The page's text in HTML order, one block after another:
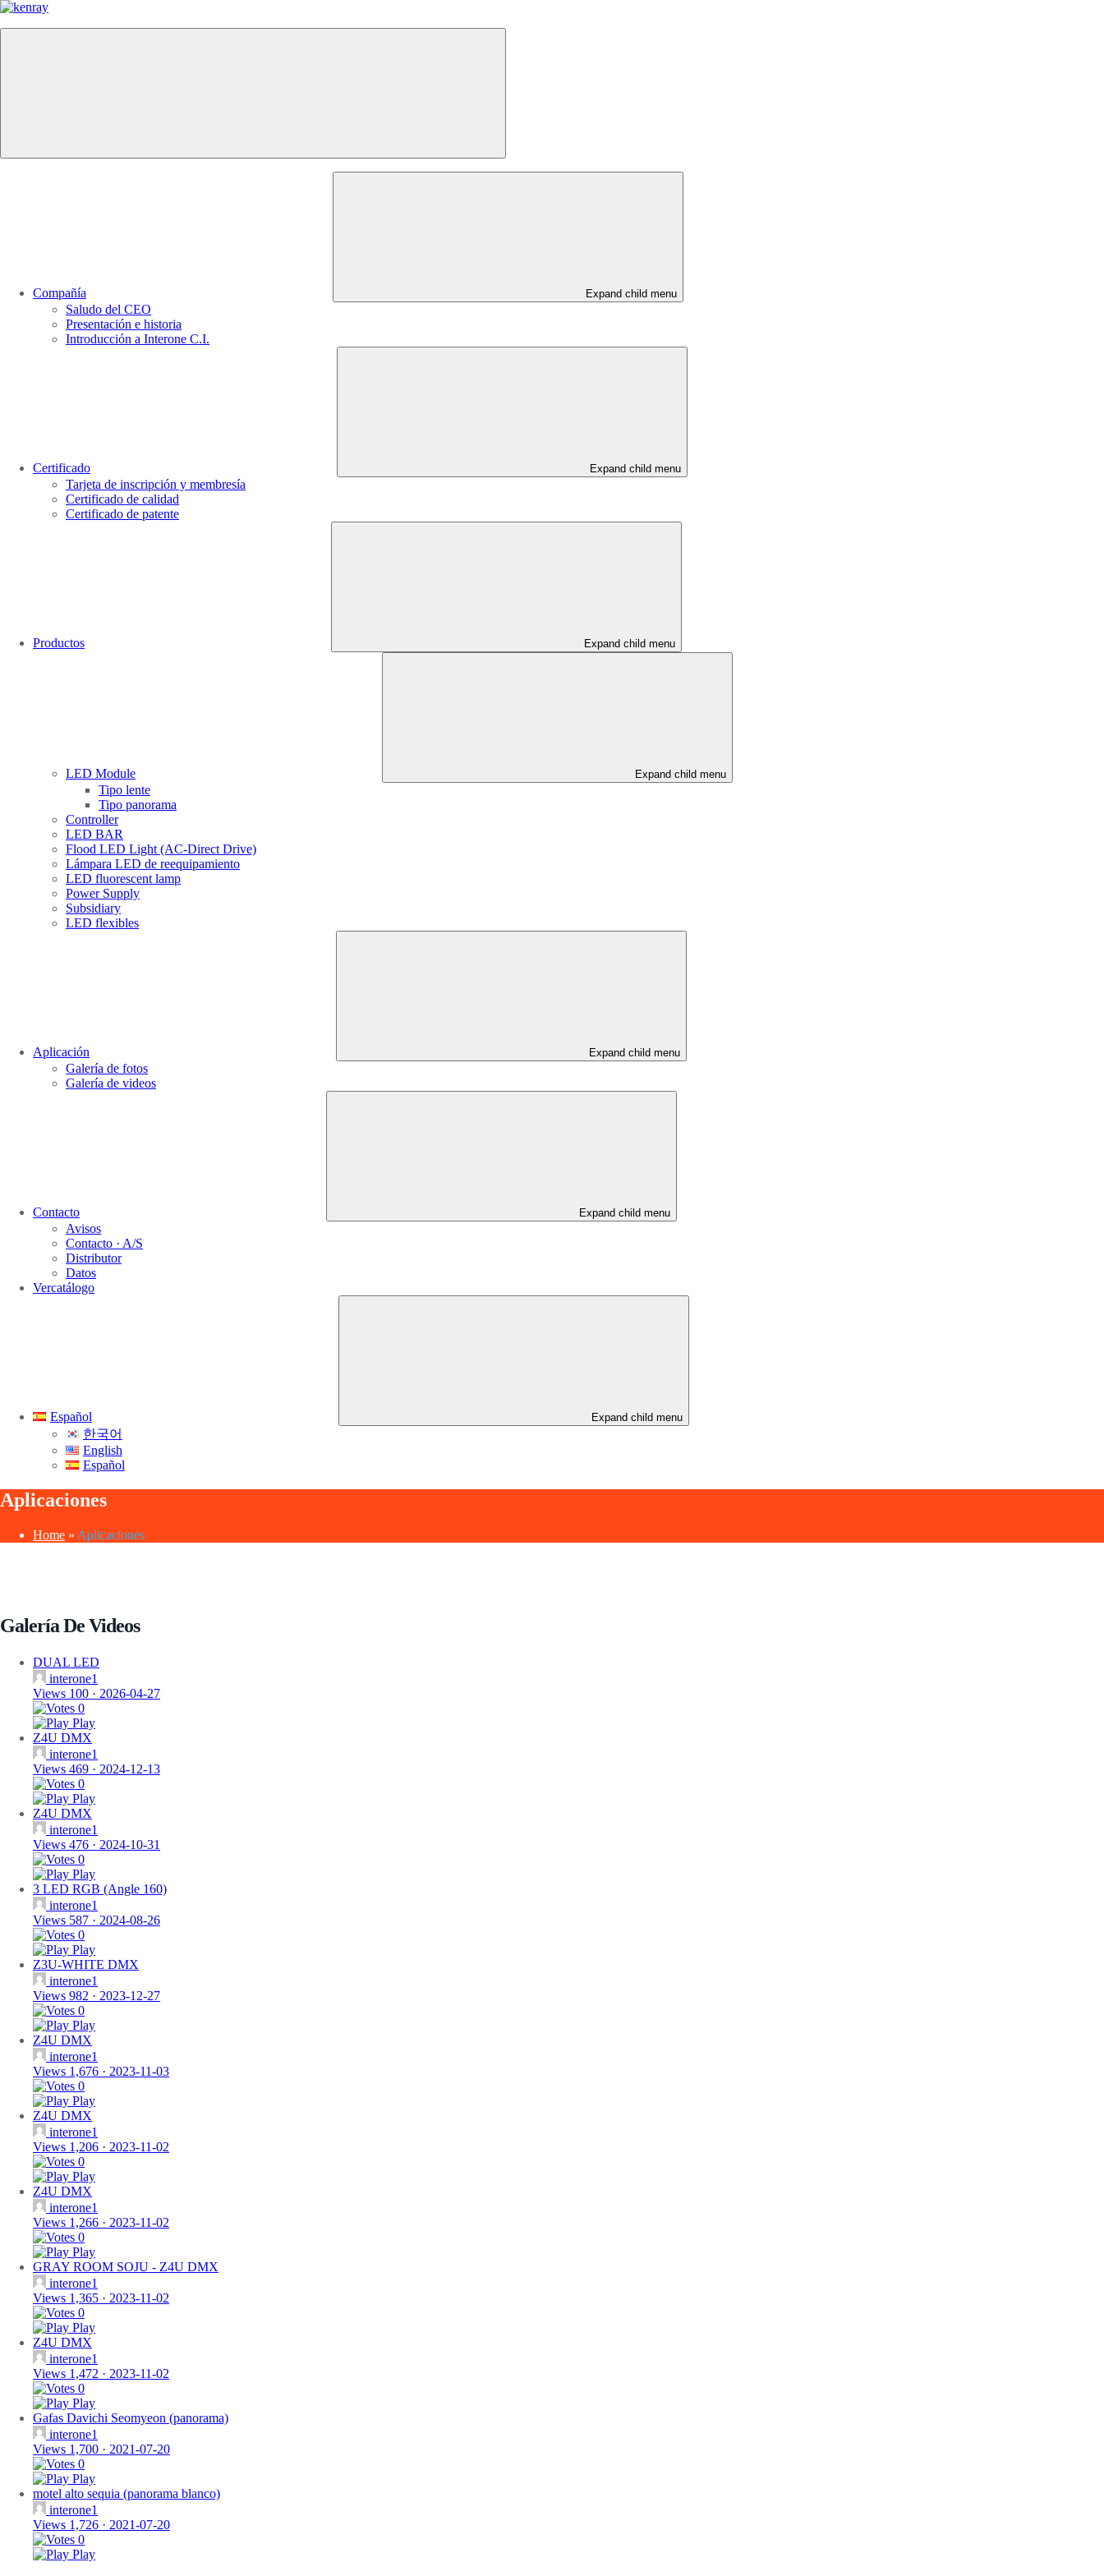
Compañía Expand child menu
Saludo del CEO
Presentación e historia
Introducción a Interone C.I.
Certificado Expand child menu
Tarjeta de inscripción y membresía
Certificado de calidad
Certificado de patente
Productos Expand child menu
LED Module Expand child menu
Tipo lente
Tipo panorama
Controller
LED BAR
Flood LED Light (AC-Direct Drive)
Lámpara LED de reequipamiento
LED fluorescent lamp
Power Supply
Subsidiary
LED flexibles
Aplicación Expand child menu
Galería de fotos
Galería de videos
Contacto Expand child menu
Avisos
Contacto · A/S
Distributor
Datos
Vercatálogo
Español Expand child menu
한국어
English
Español
Aplicaciones
Home » Aplicaciones
Galería De Videos
DUAL LED
interone1
Views 100 · 2026-04-27
0
Play
Z4U DMX
interone1
Views 469 · 2024-12-13
0
Play
Z4U DMX
interone1
Views 476 · 2024-10-31
0
Play
3 LED RGB (Angle 160)
interone1
Views 587 · 2024-08-26
0
Play
Z3U-WHITE DMX
interone1
Views 982 · 2023-12-27
0
Play
Z4U DMX
interone1
Views 1,676 · 2023-11-03
0
Play
Z4U DMX
interone1
Views 1,206 · 2023-11-02
0
Play
Z4U DMX
interone1
Views 1,266 · 2023-11-02
0
Play
GRAY ROOM SOJU - Z4U DMX
interone1
Views 1,365 · 2023-11-02
0
Play
Z4U DMX
interone1
Views 1,472 · 2023-11-02
0
Play
Gafas Davichi Seomyeon (panorama)
interone1
Views 1,700 · 2021-07-20
0
Play
motel alto sequia (panorama blanco)
interone1
Views 1,726 · 2021-07-20
0
Play